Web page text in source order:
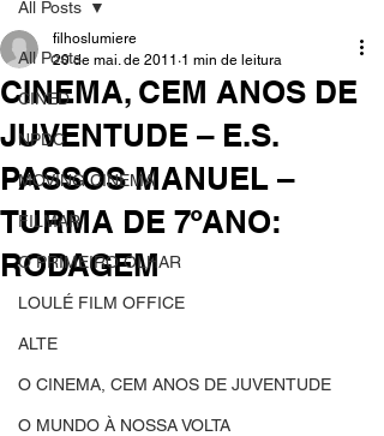
All Posts
CINED
NPDC
MOVING CINEMA
FILMAR
O PRIMEIRO OLHAR
LOULÉ FILM OFFICE
ALTE
O CINEMA, CEM ANOS DE JUVENTUDE
O MUNDO À NOSSA VOLTA
All Posts
CINEMA, CEM ANOS DE
JUVENTUDE – E.S.
PASSOS MANUEL –
TURMA DE 7ºANO:
RODAGEM
filhoslumiere
20 de mai. de 2011 1 min de leitura